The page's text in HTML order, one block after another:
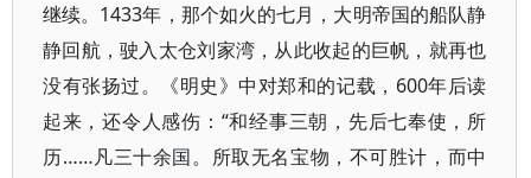
继续。1433年，那个如火的七月，大明帝国的船队静
静回航，驶入太仓刘家湾，从此收起的巨帆，就再也
没有张扬过。《明史》中对郑和的记载，600年后读
起来，还令人感伤：“和经事三朝，先后七奉使，所
历……凡三十余国。所取无名宝物，不可胜计，而中